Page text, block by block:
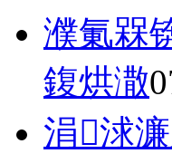
濮氭槑
鍑烘潵
涓浗